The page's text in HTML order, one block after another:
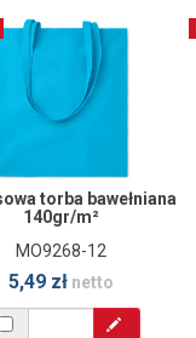
torba bawełniana
140gr/m²
MO9268-12
5,49 zł netto